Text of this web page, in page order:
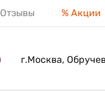
Отзывы % Акции
г.Москва,